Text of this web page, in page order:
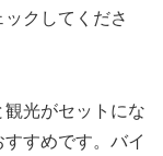
クしてくださ
観光がセットにな
すめです。バイ